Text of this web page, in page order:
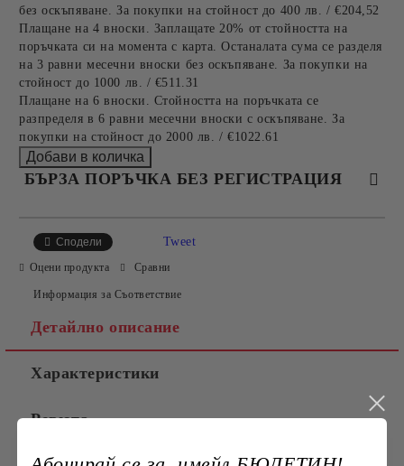
без оскъпяване. За покупки на стойност до 400 лв. / €204,52
Плащане на 4 вноски. Заплащате 20% от стойността на
поръчката си на момента с карта. Останалата сума се разделя
на 3 равни месечни вноски без оскъпяване. За покупки на
стойност до 1000 лв. / €511.31
Плащане на 6 вноски. Стойността на поръчката се
разпределя в 6 равни месечни вноски с оскъпяване. За
покупки на стойност до 2000 лв. / €1022.61
БЪРЗА ПОРЪЧКА БЕЗ РЕГИСТРАЦИЯ
Ние ще се свържем с вас в рамките на работния ден.
Сподели Tweet
Оцени продукта Сравни
Информация за Съответствие
Детайлно описание
Характеристики
Ревюта